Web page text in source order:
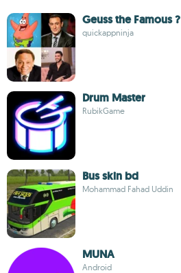
Geuss the Famous ?
quickappninja
Drum Master
RubikGame
Bus skin bd
Mohammad Fahad Uddin
MUNA
Android